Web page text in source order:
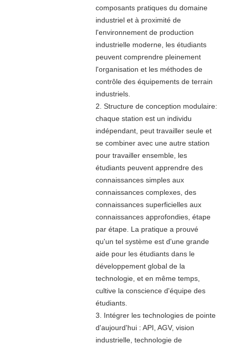
composants pratiques du domaine
industriel et à proximité de
l'environnement de production
industrielle moderne, les étudiants
peuvent comprendre pleinement
l'organisation et les méthodes de
contrôle des équipements de terrain
industriels.
2. Structure de conception modulaire:
chaque station est un individu
indépendant, peut travailler seule et
se combiner avec une autre station
pour travailler ensemble, les
étudiants peuvent apprendre des
connaissances simples aux
connaissances complexes, des
connaissances superficielles aux
connaissances approfondies, étape
par étape. La pratique a prouvé
qu'un tel système est d'une grande
aide pour les étudiants dans le
développement global de la
technologie, et en même temps,
cultive la conscience d'équipe des
étudiants.
3. Intégrer les technologies de pointe
d'aujourd'hui : API, AGV, vision
industrielle, technologie de